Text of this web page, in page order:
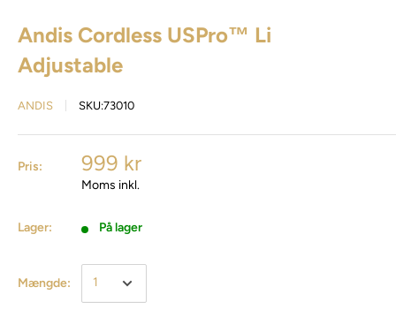
Andis Cordless USPro™ Li
Adjustable
ANDIS SKU:73010
Pris: 999 kr
Moms inkl.
Lager: På lager
Mængde: